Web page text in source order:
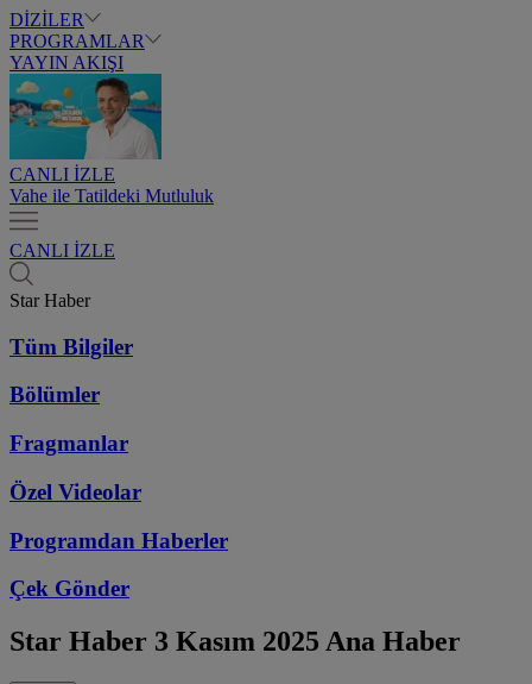
DİZİLER
PROGRAMLAR
YAYIN AKIŞI
CANLI İZLE
Vahe ile Tatildeki Mutluluk
CANLI İZLE
Star Haber
Tüm Bilgiler
Bölümler
Fragmanlar
Özel Videolar
Programdan Haberler
Çek Gönder
Star Haber 3 Kasım 2025 Ana Haber